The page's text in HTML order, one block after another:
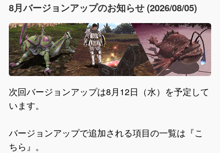
8月バージョンアップのお知らせ (2026/08/05)
次回バージョンアップは8月12日（水）を予定して
います。
バージョンアップで追加される項目の一覧は『こ
ちら 』。